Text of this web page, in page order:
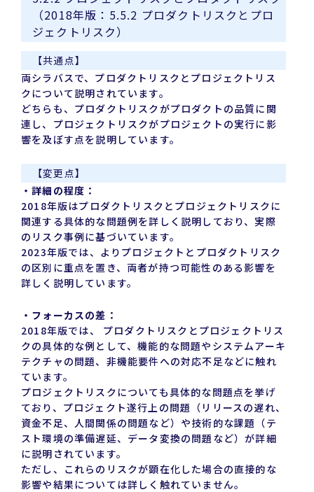
（2018年版：5.5.2 プロダクトリスクとプロ
ジェクトリスク）
【共通点】
両シラバスで、プロダクトリスクとプロジェクトリス
クについて説明されています。
どちらも、プロダクトリスクがプロダクトの品質に関
連し、プロジェクトリスクがプロジェクトの実行に影
響を及ぼす点を説明しています。
【変更点】
・詳細の程度：
2018年版はプロダクトリスクとプロジェクトリスクに
関連する具体的な問題例を詳しく説明しており、実際
のリスク事例に基づいています。
2023年版では、よりプロジェクトとプロダクトリスク
の区別に重点を置き、両者が持つ可能性のある影響を
詳しく説明しています。
・フォーカスの差：
2018年版では、 プロダクトリスクとプロジェクトリス
クの具体的な例として、機能的な問題やシステムアーキ
テクチャの問題、非機能要件への対応不足などに触れ
ています。
プロジェクトリスクについても具体的な問題点を挙げ
ており、プロジェクト遂行上の問題（リリースの遅れ、
資金不足、人間関係の問題など）や技術的な課題（テ
スト環境の準備遅延、データ変換の問題など）が詳細
に説明されています。
ただし、これらのリスクが顕在化した場合の直接的な
影響や結果については詳しく触れていません。